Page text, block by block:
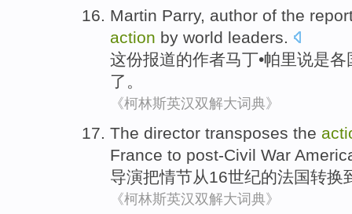
Martin Parry, author of the
action by world leaders.
这份报道的作者马丁•帕里说是各
了 。
《柯林斯英汉双解大词典》
The director transposes the
France to post-Civil War
导演把情节从16世纪的法国转换
《柯林斯英汉双解大词典》